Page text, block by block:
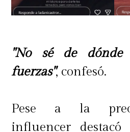
"No sé de dónde
fuerzas", confesó.
Pese a la
influencer